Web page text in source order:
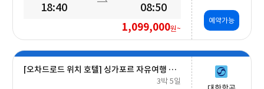
18:40 08:50
1,099,000원~
예약가능
[오차드로드 위치 호텔] 싱가포르 자유여행 5일 #조식포함
3박 5일